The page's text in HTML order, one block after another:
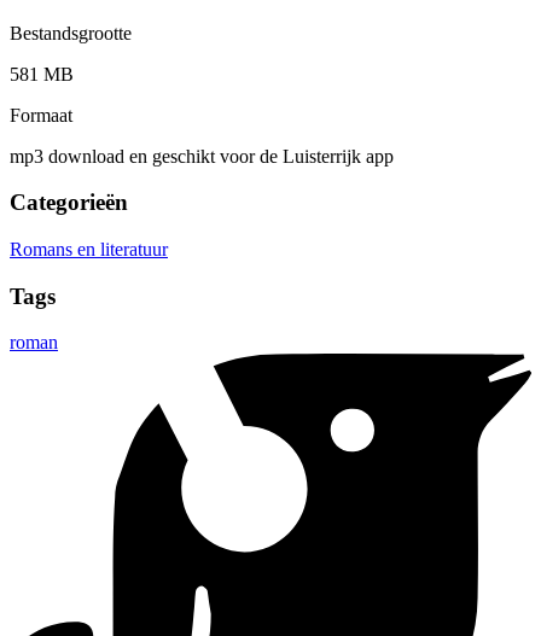
Bestandsgrootte
581 MB
Formaat
mp3 download en geschikt voor de Luisterrijk app
Categorieën
Romans en literatuur
Tags
roman